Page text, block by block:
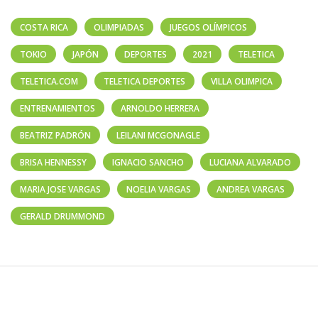
COSTA RICA OLIMPIADAS JUEGOS OLÍMPICOS
TOKIO JAPÓN DEPORTES 2021 TELETICA
TELETICA.COM TELETICA DEPORTES VILLA OLIMPICA
ENTRENAMIENTOS ARNOLDO HERRERA
BEATRIZ PADRÓN LEILANI MCGONAGLE
BRISA HENNESSY IGNACIO SANCHO LUCIANA ALVARADO
MARIA JOSE VARGAS NOELIA VARGAS ANDREA VARGAS
GERALD DRUMMOND